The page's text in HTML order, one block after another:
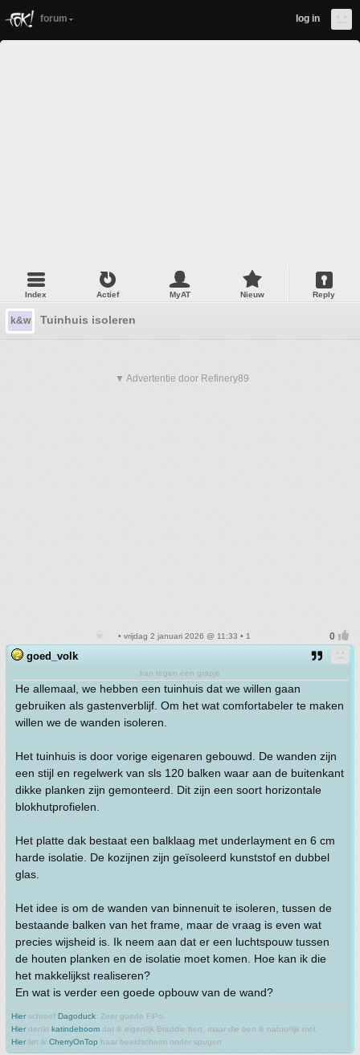
forum log in
Index Actief MyAT Nieuw Reply
k&w Tuinhuis isoleren
▼ Advertentie door Refinery89
• vrijdag 2 januari 2026 @ 11:33 • 1
goed_volk
kan tegen een grapje
He allemaal, we hebben een tuinhuis dat we willen gaan
gebruiken als gastenverblijf. Om het wat comfortabeler te maken
willen we de wanden isoleren.
Het tuinhuis is door vorige eigenaren gebouwd. De wanden zijn
een stijl en regelwerk van sls 120 balken waar aan de buitenkant
dikke planken zijn gemonteerd. Dit zijn een soort horizontale
blokhutprofielen.
Het platte dak bestaat een balklaag met underlayment en 6 cm
harde isolatie. De kozijnen zijn geïsoleerd kunststof en dubbel
glas.
Het idee is om de wanden van binnenuit te isoleren, tussen de
bestaande balken van het frame, maar de vraag is even wat
precies wijsheid is. Ik neem aan dat er een luchtspouw tussen
de houten planken en de isolatie moet komen. Hoe kan ik die
het makkelijkst realiseren?
En wat is verder een goede opbouw van de wand?
Hier schreef Dagoduck: Zeer goede FiPo.
Hier denkt katindeboom dat ik eigenlijk Braddie ben, maar die ben ik natuurlijk niet.
Hier liet ik CherryOnTop haar beeldscherm onder spugen